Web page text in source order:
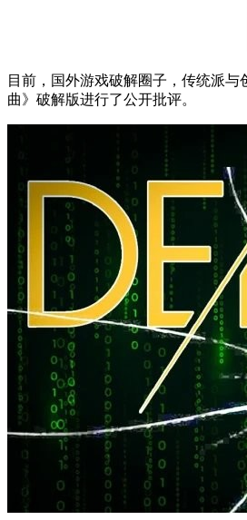
目前，国外游戏破解圈子，传统派
曲》破解版进行了公开批评。